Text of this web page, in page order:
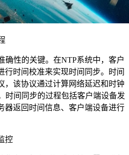
性的关键。在NTP系统中，客户
行时间校准来实现时间同步。时间
，该协议通过计算网络延迟和时钟
时间同步的过程包括客户端设备发
器返回时间信息、客户端设备进行
控